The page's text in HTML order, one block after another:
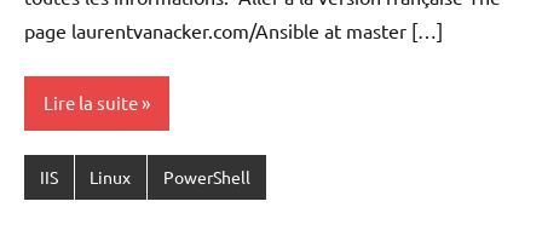
page laurentvanacker.com/Ansible at master […]
Lire la suite
IIS Linux PowerShell